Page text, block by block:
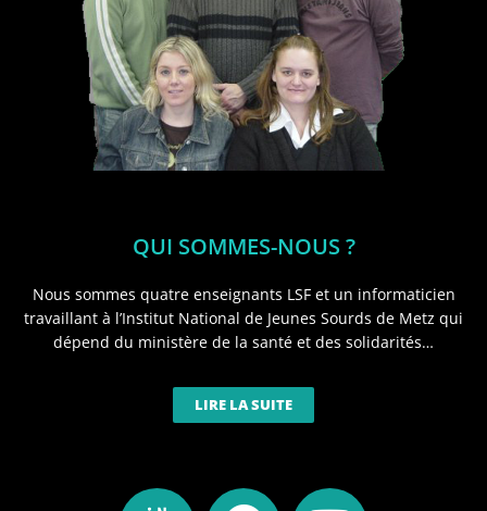
QUI SOMMES-NOUS ?
Nous sommes quatre enseignants LSF et un informaticien
travaillant à l’Institut National de Jeunes Sourds de Metz qui
dépend du ministère de la santé et des solidarités…
LIRE LA SUITE